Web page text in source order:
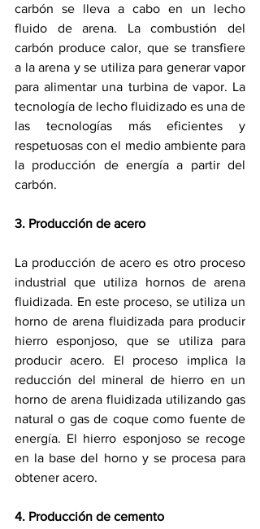
carbón se lleva a cabo en un lecho
fluido de arena. La combustión del
carbón produce calor, que se transfiere
a la arena y se utiliza para generar vapor
para alimentar una turbina de vapor. La
tecnología de lecho fluidizado es una de
las tecnologías más eficientes y
respetuosas con el medio ambiente para
la producción de energía a partir del
carbón.
3. Producción de acero
La producción de acero es otro proceso
industrial que utiliza hornos de arena
fluidizada. En este proceso, se utiliza un
horno de arena fluidizada para producir
hierro esponjoso, que se utiliza para
producir acero. El proceso implica la
reducción del mineral de hierro en un
horno de arena fluidizada utilizando gas
natural o gas de coque como fuente de
energía. El hierro esponjoso se recoge
en la base del horno y se procesa para
obtener acero.
4. Producción de cemento